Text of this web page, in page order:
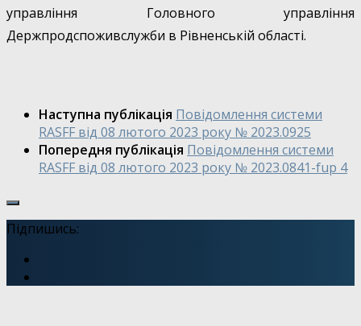
управління Головного управління
Держпродспоживслужби в Рівненській області.
Наступна публікація Повідомлення системи
RASFF від 08 лютого 2023 року № 2023.0925
Попередня публікація Повідомлення системи
RASFF від 08 лютого 2023 року № 2023.0841-fup 4
Підпишись: